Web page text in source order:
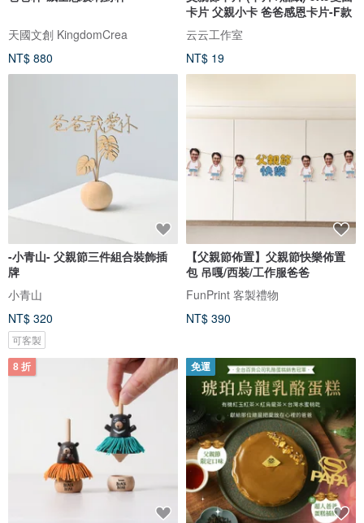
天國文創 KingdomCrea
NT$ 880
卡片 父親小卡 爸爸感恩卡片-F款
云云工作室
NT$ 19
-小青山- 父親節三件組合裝飾插
牌
小青山
NT$ 320
可客製
【父親節佈置】父親節快樂佈置
包 吊嘎/西裝/工作服爸爸
FunPrint 客製禮物
NT$ 390
8 折 免運